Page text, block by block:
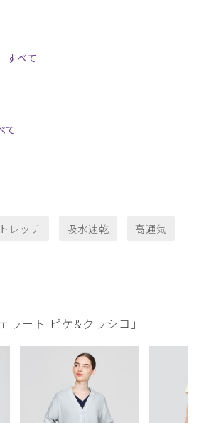
すべて
て
レッチ 吸水速乾 高通気
ラート ピケ&クラシコ」